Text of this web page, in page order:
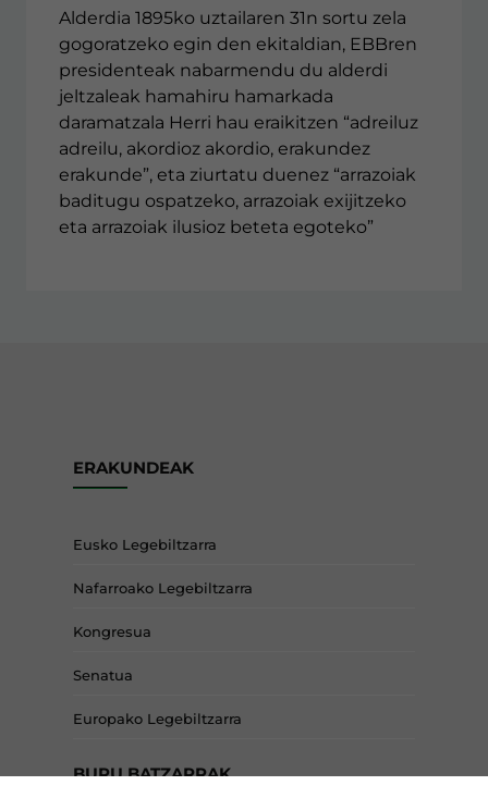
Alderdia 1895ko uztailaren 31n sortu zela
gogoratzeko egin den ekitaldian, EBBren
presidenteak nabarmendu du alderdi
jeltzaleak hamahiru hamarkada
daramatzala Herri hau eraikitzen “adreiluz
adreilu, akordioz akordio, erakundez
erakunde”, eta ziurtatu duenez “arrazoiak
baditugu ospatzeko, arrazoiak exijitzeko
eta arrazoiak ilusioz beteta egoteko”
ERAKUNDEAK
Eusko Legebiltzarra
Nafarroako Legebiltzarra
Kongresua
Senatua
Europako Legebiltzarra
BURU BATZARRAK